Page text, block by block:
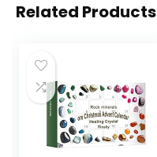
Related Products